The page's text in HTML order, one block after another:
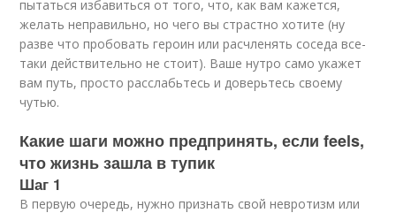
пытаться избавиться от того, что, как вам кажется,
желать неправильно, но чего вы страстно хотите (ну
разве что пробовать героин или расчленять соседа все-
таки действительно не стоит). Ваше нутро само укажет
вам путь, просто расслабьтесь и доверьтесь своему
чутью.
Какие шаги можно предпринять, если feels,
что жизнь зашла в тупик
Шаг 1
В первую очередь, нужно признать свой невротизм или